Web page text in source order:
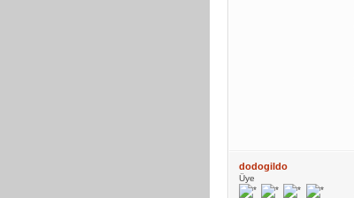
dodogildo
Üye